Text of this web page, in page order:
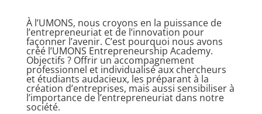
À l’UMONS, nous croyons en la puissance de
l’entrepreneuriat et de l’innovation pour
façonner l’avenir. C’est pourquoi nous avons
créé l’UMONS Entrepreneurship Academy.
Objectifs ? Offrir un accompagnement
professionnel et individualisé aux chercheurs
et étudiants audacieux, les préparant à la
création d’entreprises, mais aussi sensibiliser à
l’importance de l’entrepreneuriat dans notre
société.